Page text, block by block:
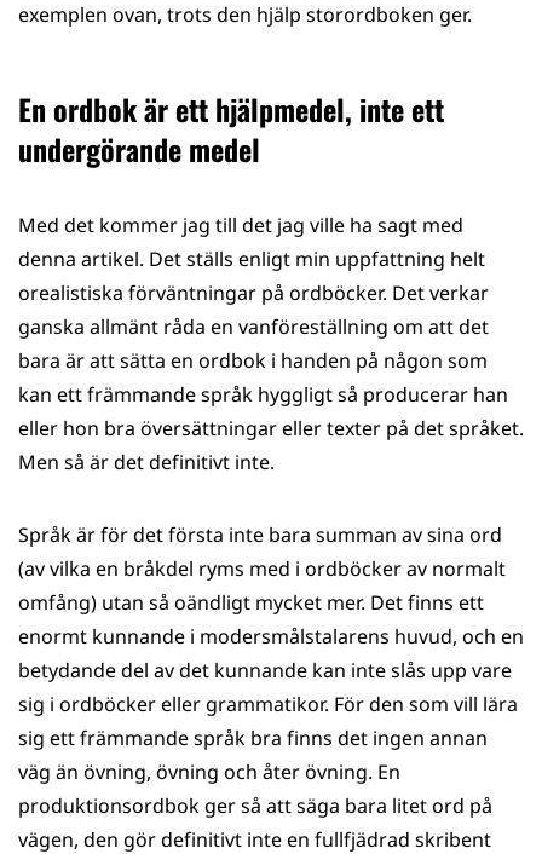
exemplen ovan, trots den hjälp storordboken ger.
En ordbok är ett hjälpmedel, inte ett
undergörande medel
Med det kommer jag till det jag ville ha sagt med
denna artikel. Det ställs enligt min uppfattning helt
orealistiska förväntningar på ordböcker. Det verkar
ganska allmänt råda en vanföreställning om att det
bara är att sätta en ordbok i handen på någon som
kan ett främmande språk hyggligt så producerar han
eller hon bra översättningar eller texter på det språket.
Men så är det definitivt inte.
Språk är för det första inte bara summan av sina ord
(av vilka en bråkdel ryms med i ordböcker av normalt
omfång) utan så oändligt mycket mer. Det finns ett
enormt kunnande i modersmålstalarens huvud, och en
betydande del av det kunnande kan inte slås upp vare
sig i ordböcker eller grammatikor. För den som vill lära
sig ett främmande språk bra finns det ingen annan
väg än övning, övning och åter övning. En
produktionsordbok ger så att säga bara litet ord på
vägen, den gör definitivt inte en fullfjädrad skribent